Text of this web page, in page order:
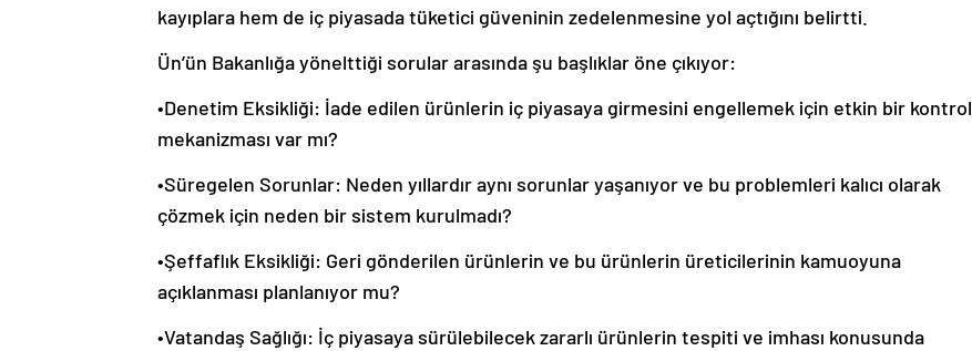
kayıplara hem de iç piyasada tüketici güveninin zedelenmesine yol açtığını belirtti.
Ün’ün Bakanlığa yönelttiği sorular arasında şu başlıklar öne çıkıyor:
•Denetim Eksikliği: İade edilen ürünlerin iç piyasaya girmesini engellemek için etkin bir kontrol
mekanizması var mı?
•Süregelen Sorunlar: Neden yıllardır aynı sorunlar yaşanıyor ve bu problemleri kalıcı olarak
çözmek için neden bir sistem kurulmadı?
•Şeffaflık Eksikliği: Geri gönderilen ürünlerin ve bu ürünlerin üreticilerinin kamuoyuna
açıklanması planlanıyor mu?
•Vatandaş Sağlığı: İç piyasaya sürülebilecek zararlı ürünlerin tespiti ve imhası konusunda